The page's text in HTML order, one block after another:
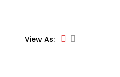
View As: